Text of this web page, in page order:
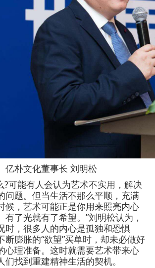
亿朴文化董事长 刘明松
?可能有人会认为艺术不实用，解决
问题。但当生活不那么平顺，充满
候，艺术可能正是你用来照亮内心
有了光就有了希望。”刘明松认为，
时，很多人的内心是孤独和恐惧
断膨胀的“欲望”买单时，却未必做好
心理准备。这时就需要艺术带来心
们找到重建精神生活的契机。